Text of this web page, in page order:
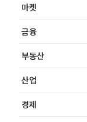
마켓
금융
부동산
산업
경제